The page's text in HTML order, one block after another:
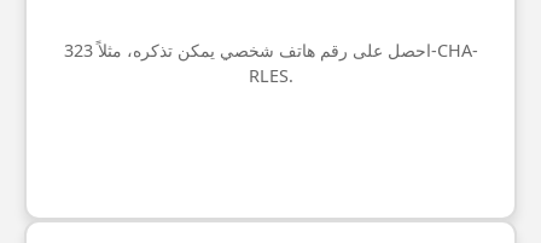
احصل على رقم هاتف شخصي يمكن تذكره، مثلاً 323-CHA-
RLES.